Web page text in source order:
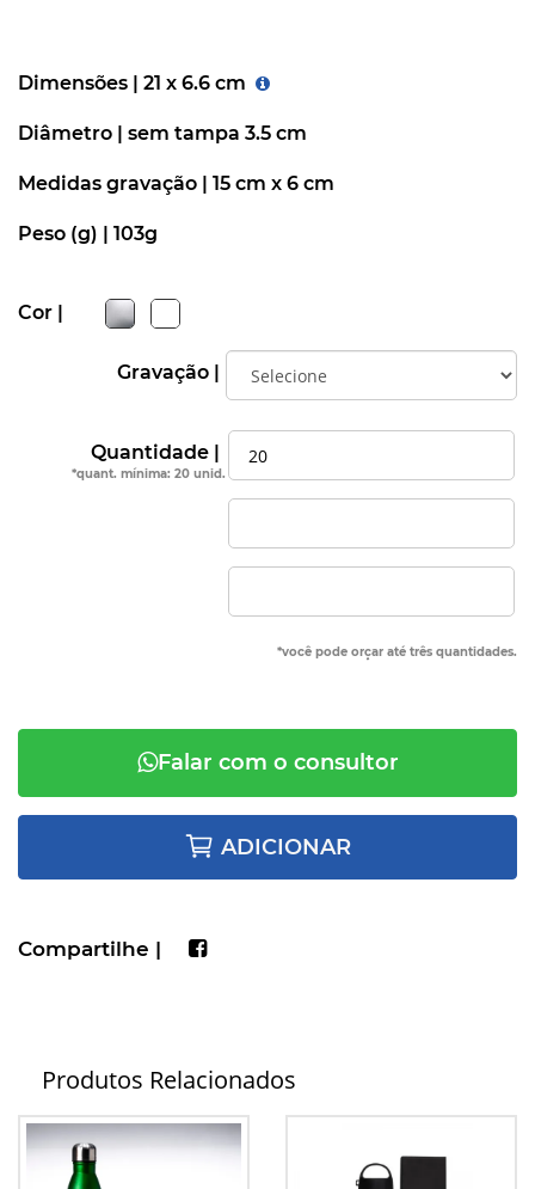
Dimensões | 21 x 6.6 cm
Diâmetro | sem tampa 3.5 cm
Medidas gravação | 15 cm x 6 cm
Peso (g) | 103g
Cor |
Gravação |
Quantidade |
*quant. mínima: 20 unid.
*você pode orçar até três quantidades.
Falar com o consultor
ADICIONAR
Compartilhe |
Produtos Relacionados